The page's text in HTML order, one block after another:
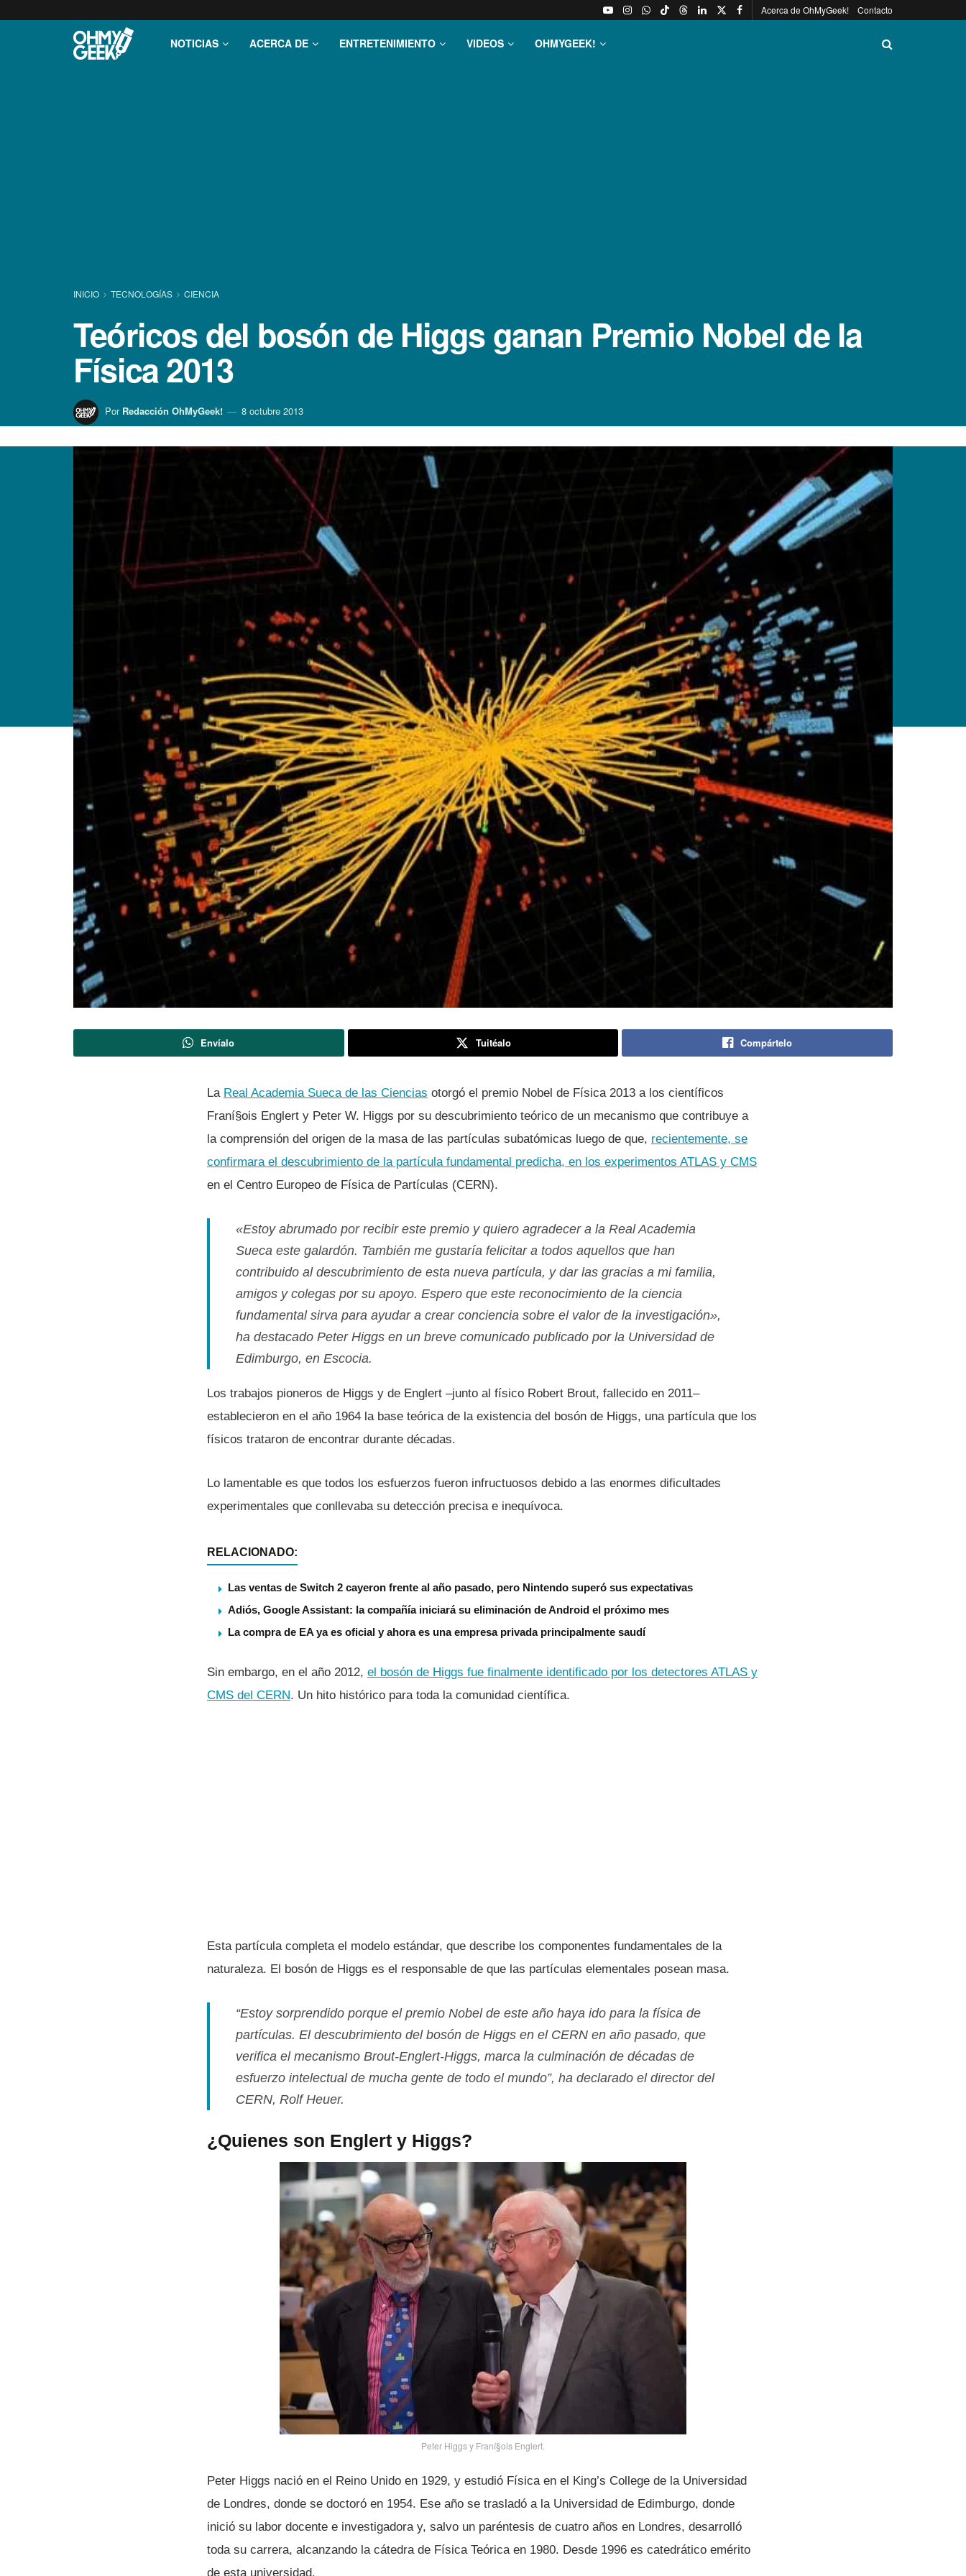
Acerca de OhMyGeek! Contacto
NOTICIAS ACERCA DE ENTRETENIMIENTO VIDEOS OHMYGEEK!
INICIO TECNOLOGÍ­AS CIENCIA
Teóricos del bosón de Higgs ganan Premio Nobel de la
Fí­sica 2013
Por Redacción OhMyGeek! 8 octubre 2013
Envíalo Tuitéalo Compártelo
La Real Academia Sueca de las Ciencias otorgó el premio Nobel de Fí­sica 2013 a los cientí­ficos
Franí§ois Englert y Peter W. Higgs por su descubrimiento teórico de un mecanismo que contribuye a
la comprensión del origen de la masa de las partí­culas subatómicas luego de que, recientemente, se
confirmara el descubrimiento de la partí­cula fundamental predicha, en los experimentos ATLAS y CMS
en el Centro Europeo de Fí­sica de Partí­culas (CERN).
«Estoy abrumado por recibir este premio y quiero agradecer a la Real Academia
Sueca este galardón. También me gustarí­a felicitar a todos aquellos que han
contribuido al descubrimiento de esta nueva partí­cula, y dar las gracias a mi familia,
amigos y colegas por su apoyo. Espero que este reconocimiento de la ciencia
fundamental sirva para ayudar a crear conciencia sobre el valor de la investigación»,
ha destacado Peter Higgs en un breve comunicado publicado por la Universidad de
Edimburgo, en Escocia.
Los trabajos pioneros de Higgs y de Englert –junto al fí­sico Robert Brout, fallecido en 2011–
establecieron en el año 1964 la base teórica de la existencia del bosón de Higgs, una partí­cula que los
fí­sicos trataron de encontrar durante décadas.
Lo lamentable es que todos los esfuerzos fueron infructuosos debido a las enormes dificultades
experimentales que conllevaba su detección precisa e inequí­voca.
RELACIONADO:
Las ventas de Switch 2 cayeron frente al año pasado, pero Nintendo superó sus expectativas
Adiós, Google Assistant: la compañía iniciará su eliminación de Android el próximo mes
La compra de EA ya es oficial y ahora es una empresa privada principalmente saudí
Sin embargo, en el año 2012, el bosón de Higgs fue finalmente identificado por los detectores ATLAS y
CMS del CERN. Un hito histórico para toda la comunidad cientí­fica.
Esta partí­cula completa el modelo estándar, que describe los componentes fundamentales de la
naturaleza. El bosón de Higgs es el responsable de que las partí­culas elementales posean masa.
“Estoy sorprendido porque el premio Nobel de este año haya ido para la fí­sica de
partí­culas. El descubrimiento del bosón de Higgs en el CERN en año pasado, que
verifica el mecanismo Brout-Englert-Higgs, marca la culminación de décadas de
esfuerzo intelectual de mucha gente de todo el mundo”, ha declarado el director del
CERN, Rolf Heuer.
¿Quienes son Englert y Higgs?
Peter Higgs y Franí§ois Englert.
Peter Higgs nació en el Reino Unido en 1929, y estudió Fí­sica en el King’s College de la Universidad
de Londres, donde se doctoró en 1954. Ese año se trasladó a la Universidad de Edimburgo, donde
inició su labor docente e investigadora y, salvo un paréntesis de cuatro años en Londres, desarrolló
toda su carrera, alcanzando la cátedra de Fí­sica Teórica en 1980. Desde 1996 es catedrático emérito
de esta universidad.